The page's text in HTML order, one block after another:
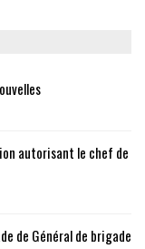
autorisant le chef de
de Général de brigade